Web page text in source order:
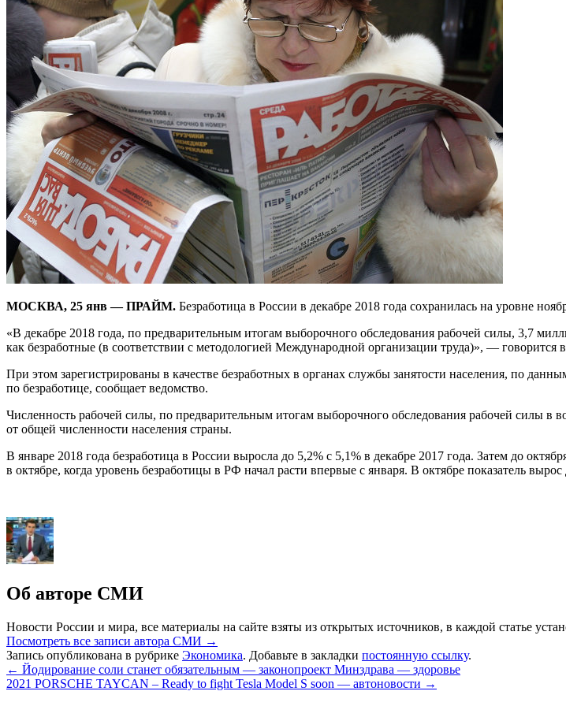
МОСКВА, 25 янв — ПРАЙМ. Безработица в России в декабре 2018 года сохранилась на уровне
«В декабре 2018 года, по предварительным итогам выборочного обследования рабочей силы, 3,7
как безработные (в соответствии с методологией Международной организации труда)», — говорится
При этом зарегистрированы в качестве безработных в органах службы занятости населения, по
по безработице, сообщает ведомство.
Численность рабочей силы, по предварительным итогам выборочного обследования рабочей силы в
от общей численности населения страны.
В январе 2018 года безработица в России выросла до 5,2% с 5,1% в декабре 2017 года. Затем до
в октябре, когда уровень безработицы в РФ начал расти впервые с января. В октябре показатель
Об авторе СМИ
Новости России и мира, все материалы на сайте взяты из открытых источников, в каждой статье
Посмотреть все записи автора СМИ →
Запись опубликована в рубрике Экономика. Добавьте в закладки постоянную ссылку.
← Йодирование соли станет обязательным — законопроект Минздрава — здоровье
2021 PORSCHE TAYCAN – Ready to fight Tesla Model S soon — автоновости →